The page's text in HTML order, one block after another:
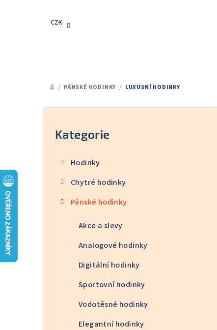
CZK
DOMŮ
/ PÁNSKÉ HODINKY / LUXUSNÍ HODINKY
P
Přeskočit
kategorie
Kategorie
Hodinky
Chytré hodinky
Pánské hodinky
Akce a slevy
Analogové hodinky
Digitální hodinky
Sportovní hodinky
Vodotěsné hodinky
Elegantní hodinky